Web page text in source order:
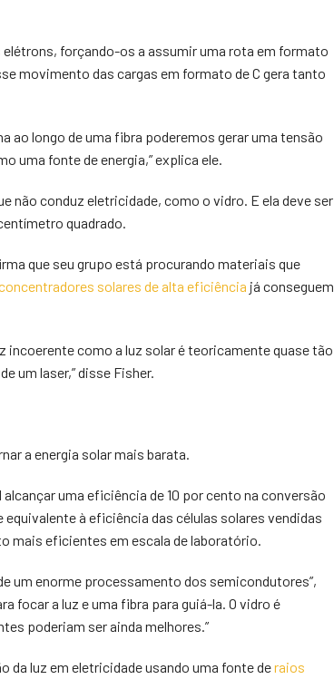
forçando-os a assumir uma rota em formato
movimento das cargas em formato de C gera tanto
ao longo de uma fibra poderemos gerar uma tensão
uma fonte de energia,” explica ele.
não conduz eletricidade, como o vidro. E ela deve ser
quadrado.
que seu grupo está procurando materiais que
solares de alta eficiência já conseguem
incoerente como a luz solar é teoricamente quase tão
um laser,” disse Fisher.
a energia solar mais barata.
uma eficiência de 10 por cento na conversão
à eficiência das células solares vendidas
mais eficientes em escala de laboratório.
um enorme processamento dos semicondutores”,
focar a luz e uma fibra para guiá-la. O vidro é
poderiam ser ainda melhores.”
da luz em eletricidade usando uma fonte deraios